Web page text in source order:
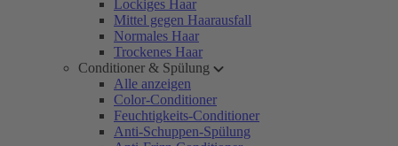
Lockiges Haar
Mittel gegen Haarausfall
Normales Haar
Trockenes Haar
Conditioner & Spülung
Alle anzeigen
Color-Conditioner
Feuchtigkeits-Conditioner
Anti-Schuppen-Spülung